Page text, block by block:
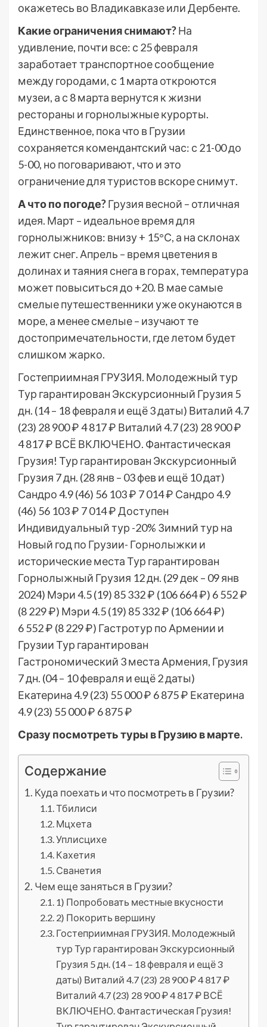
окажетесь во Владикавказе или Дербенте.
Какие ограничения cнимают?На
удивление, почти все: с 25 февраля
заработает транспортное сообщение
между городами, с 1 марта откроются
музеи, а с 8 марта вернутся к жизни
рестораны и горнолыжные курорты.
Единственное, пока что в Грузии
сохраняется комендантский час: с 21-00 до
5-00, но поговаривают, что и это
ограничение для туристов вскоре снимут.
А что по погоде?Грузия весной – отличная
идея. Март – идеальное время для
горнолыжников: внизу + 15°С, а на склонах
лежит снег. Апрель – время цветения в
долинах и таяния снега в горах, температура
может повыситься до +20. В мае самые
смелые путешественники уже окунаются в
море, а менее смелые – изучают те
достопримечательности, где летом будет
слишком жарко.
Гостеприимная ГРУЗИЯ. Молодежный тур
Тур гарантирован Экскурсионный Грузия 5
дн. (14 – 18 февраля и ещё 3 даты) Виталий 4.7
(23) 28 900 ₽4 817 ₽ Виталий 4.7(23) 28 900 ₽
4 817 ₽ ВСЁ ВКЛЮЧЕНО. Фантастическая
Грузия! Тур гарантирован Экскурсионный
Грузия 7 дн. (28 янв – 03 фев и ещё 10 дат)
Сандро 4.9(46) 56 103 ₽ 7 014 ₽ Сандро 4.9
(46) 56 103 ₽ 7 014 ₽Доступен
Индивидуальный тур -20% Зимний тур на
Новый год по Грузии- Горнолыжки и
исторические места Тур гарантирован
Горнолыжный Грузия 12 дн. (29 дек – 09 янв
2024) Мэри 4.5(19) 85 332 ₽ (106 664 ₽) 6 552 ₽
(8 229 ₽) Мэри 4.5(19) 85 332 ₽ (106 664 ₽)
6 552 ₽ (8 229 ₽) Гастротур по Армении и
Грузии Тур гарантирован
Гастрономический 3 места Армения, Грузия
7 дн. (04 – 10 февраля и ещё 2 даты)
Екатерина 4.9(23) 55 000 ₽ 6 875 ₽ Екатерина
4.9(23) 55 000 ₽ 6 875 ₽
Сразу посмотреть туры в Грузию в марте.
Содержание
Куда поехать и что посмотреть в Грузии?
Тбилиси
Мцхета
Уплисцихе
Кахетия
Сванетия
Чем еще заняться в Грузии?
1) Попробовать местные вкусности
2) Покорить вершину
Гостеприимная ГРУЗИЯ. Молодежный
тур Тур гарантирован Экскурсионный
Грузия 5 дн. (14 – 18 февраля и ещё 3
даты) Виталий 4.7 (23) 28 900 ₽ 4 817 ₽
Виталий 4.7 (23) 28 900 ₽ 4 817 ₽ ВСЁ
ВКЛЮЧЕНО. Фантастическая Грузия!